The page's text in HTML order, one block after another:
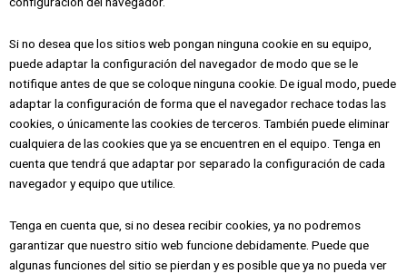
Si no desea que los sitios web pongan ninguna cookie en su equipo,
puede adaptar la configuración del navegador de modo que se le
notifique antes de que se coloque ninguna cookie. De igual modo, puede
adaptar la configuración de forma que el navegador rechace todas las
cookies, o únicamente las cookies de terceros. También puede eliminar
cualquiera de las cookies que ya se encuentren en el equipo. Tenga en
cuenta que tendrá que adaptar por separado la configuración de cada
navegador y equipo que utilice.
Tenga en cuenta que, si no desea recibir cookies, ya no podremos
garantizar que nuestro sitio web funcione debidamente. Puede que
algunas funciones del sitio se pierdan y es posible que ya no pueda ver